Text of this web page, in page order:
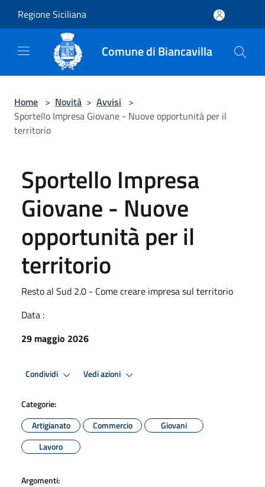
Regione Siciliana
Comune di Biancavilla
Home > Novità > Avvisi >
Sportello Impresa Giovane - Nuove opportunità per il
territorio
Sportello Impresa
Giovane - Nuove
opportunità per il
territorio
Resto al Sud 2.0 - Come creare impresa sul territorio
Data :
29 maggio 2026
Condividi Vedi azioni
Categorie:
Artigianato
Commercio
Giovani
Lavoro
Argomenti: